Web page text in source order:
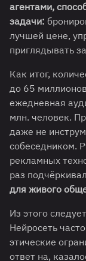
агентами,
задачи:
лучшей цене,
приглядывать
Как итог,
до 65
ежедневная
млн. человек.
даже не
собеседником.
рекламных
раз
для живого
Из этого
Нейросеть
этические
ответ на,